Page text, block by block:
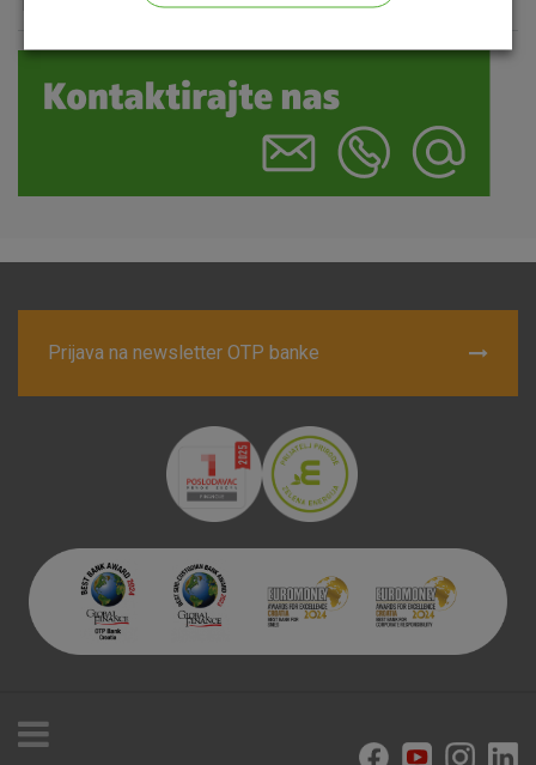
Prijava na newsletter OTP banke
Ovi kolačići nužni su za funkcioniranje internetske stranice i
ne mogu se isključiti u našim sustavima. Uobičajeno se
postavljaju kao odgovor na vaše radnje koje uključuju zahtjev
možete postaviti da blokira te kolačiće ili pošalje upozorenje
o njima, ali u tom slučaju neki dijelovi stranice neće raditi. Ti
kolačići ne pohranjuju nikakve informacije koje bi vas mogle
identificirati.